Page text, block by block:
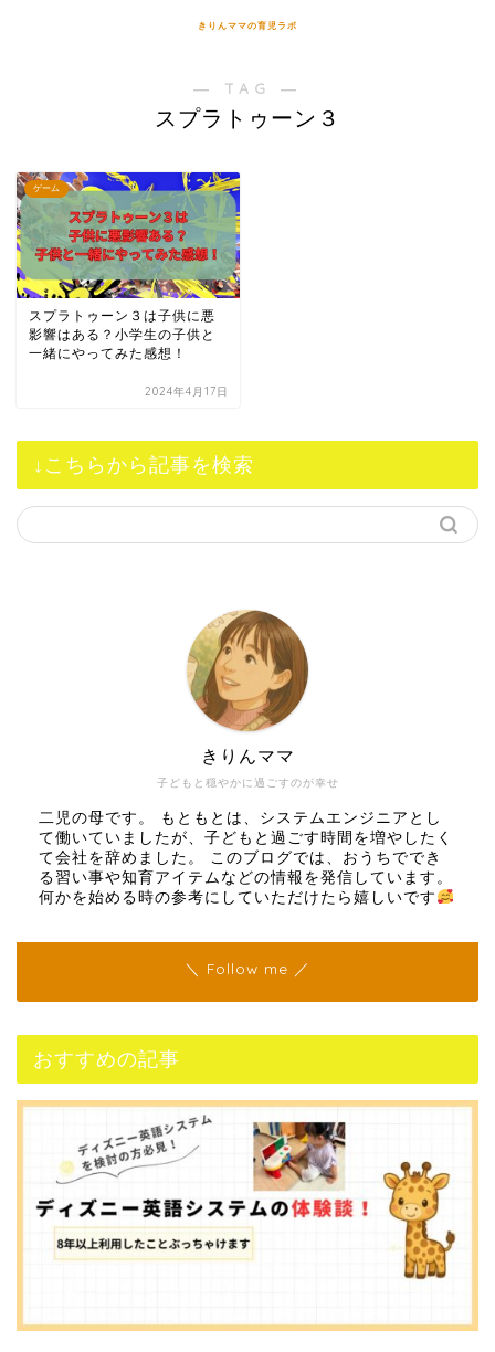
きりんママの育児ラボ
― TAG ―
スプラトゥーン３
ゲーム
スプラトゥーン３は子供に悪
影響はある？小学生の子供と
一緒にやってみた感想！
2024年4月17日
↓こちらから記事を検索
子どもと穏やかに過ごすのが幸せ
きりんママ
二児の母です。 もともとは、システムエンジニアとし
て働いていましたが、子どもと過ごす時間を増やしたく
て会社を辞めました。 このブログでは、おうちででき
る習い事や知育アイテムなどの情報を発信しています。
何かを始める時の参考にしていただけたら嬉しいです
＼ Follow me ／
おすすめの記事